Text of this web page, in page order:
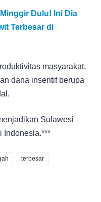
Dulu! Ini Dia
Terbesar di
masyarakat,
dana insentif berupa
Sulawesi
Indonesia.***
terbesar